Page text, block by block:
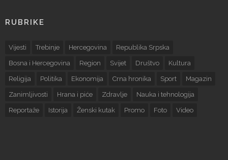
RUBRIKE
Vijesti Trebinje Hercegovina Republika Srpska
Bosna i Hercegovina Region Svijet Društvo Kultura
Religija Politika Ekonomija Crna hronika Sport Magazin
Zanimljivosti Hrana i piće Zdravlje Nauka i tehnologija
Reportaže Istorija Ženski kutak Promo Foto Video